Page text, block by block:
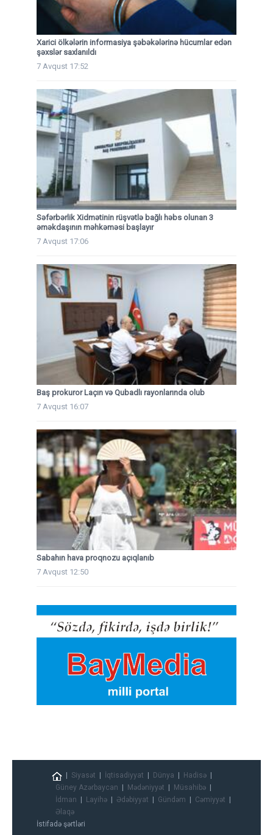
Xarici ölkələrin informasiya şəbəkələrinə hücumlar edən
şəxslər saxlanıldı
7 Avqust 17:52
Səfərbərlik Xidmətinin rüşvətlə bağlı həbs olunan 3
əməkdaşının məhkəməsi başlayır
7 Avqust 17:06
Baş prokuror Laçın və Qubadlı rayonlarında olub
7 Avqust 16:07
Sabahın hava proqnozu açıqlanıb
7 Avqust 12:50
Siyasət İqtisadiyyat Dünya
Hadisə
Güney Azərbaycan
Mədəniyyət
Müsahibə
İdman
Layihə Ədəbiyyat Gündəm
Cəmiyyət
Əlaqə
İstifadə şərtləri